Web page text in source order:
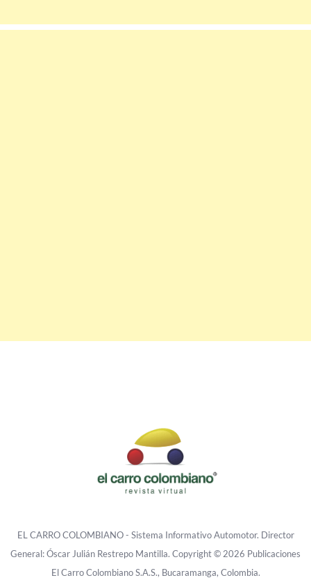
EL CARRO COLOMBIANO - Sistema Informativo Automotor. Director
General: Óscar Julián Restrepo Mantilla. Copyright © 2026 Publicaciones
El Carro Colombiano S.A.S., Bucaramanga, Colombia.